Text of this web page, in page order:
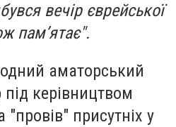
вечір єврейської
пам’ятає".
аматорський
під керівництвом
"провів" присутніх у